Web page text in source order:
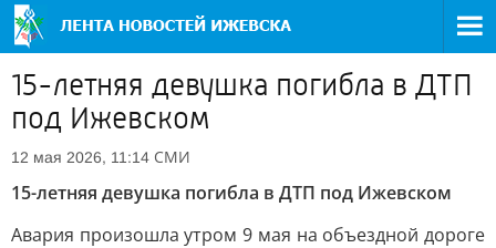
15-летняя девушка погибла в ДТП
под Ижевском
12 мая 2026, 11:14 СМИ
15-летняя девушка погибла в ДТП под Ижевском
Авария произошла утром 9 мая на объездной дороге